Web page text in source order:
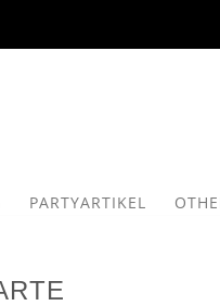
PARTYARTIKEL